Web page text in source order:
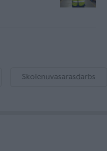
Skolenuvasarasdarbs